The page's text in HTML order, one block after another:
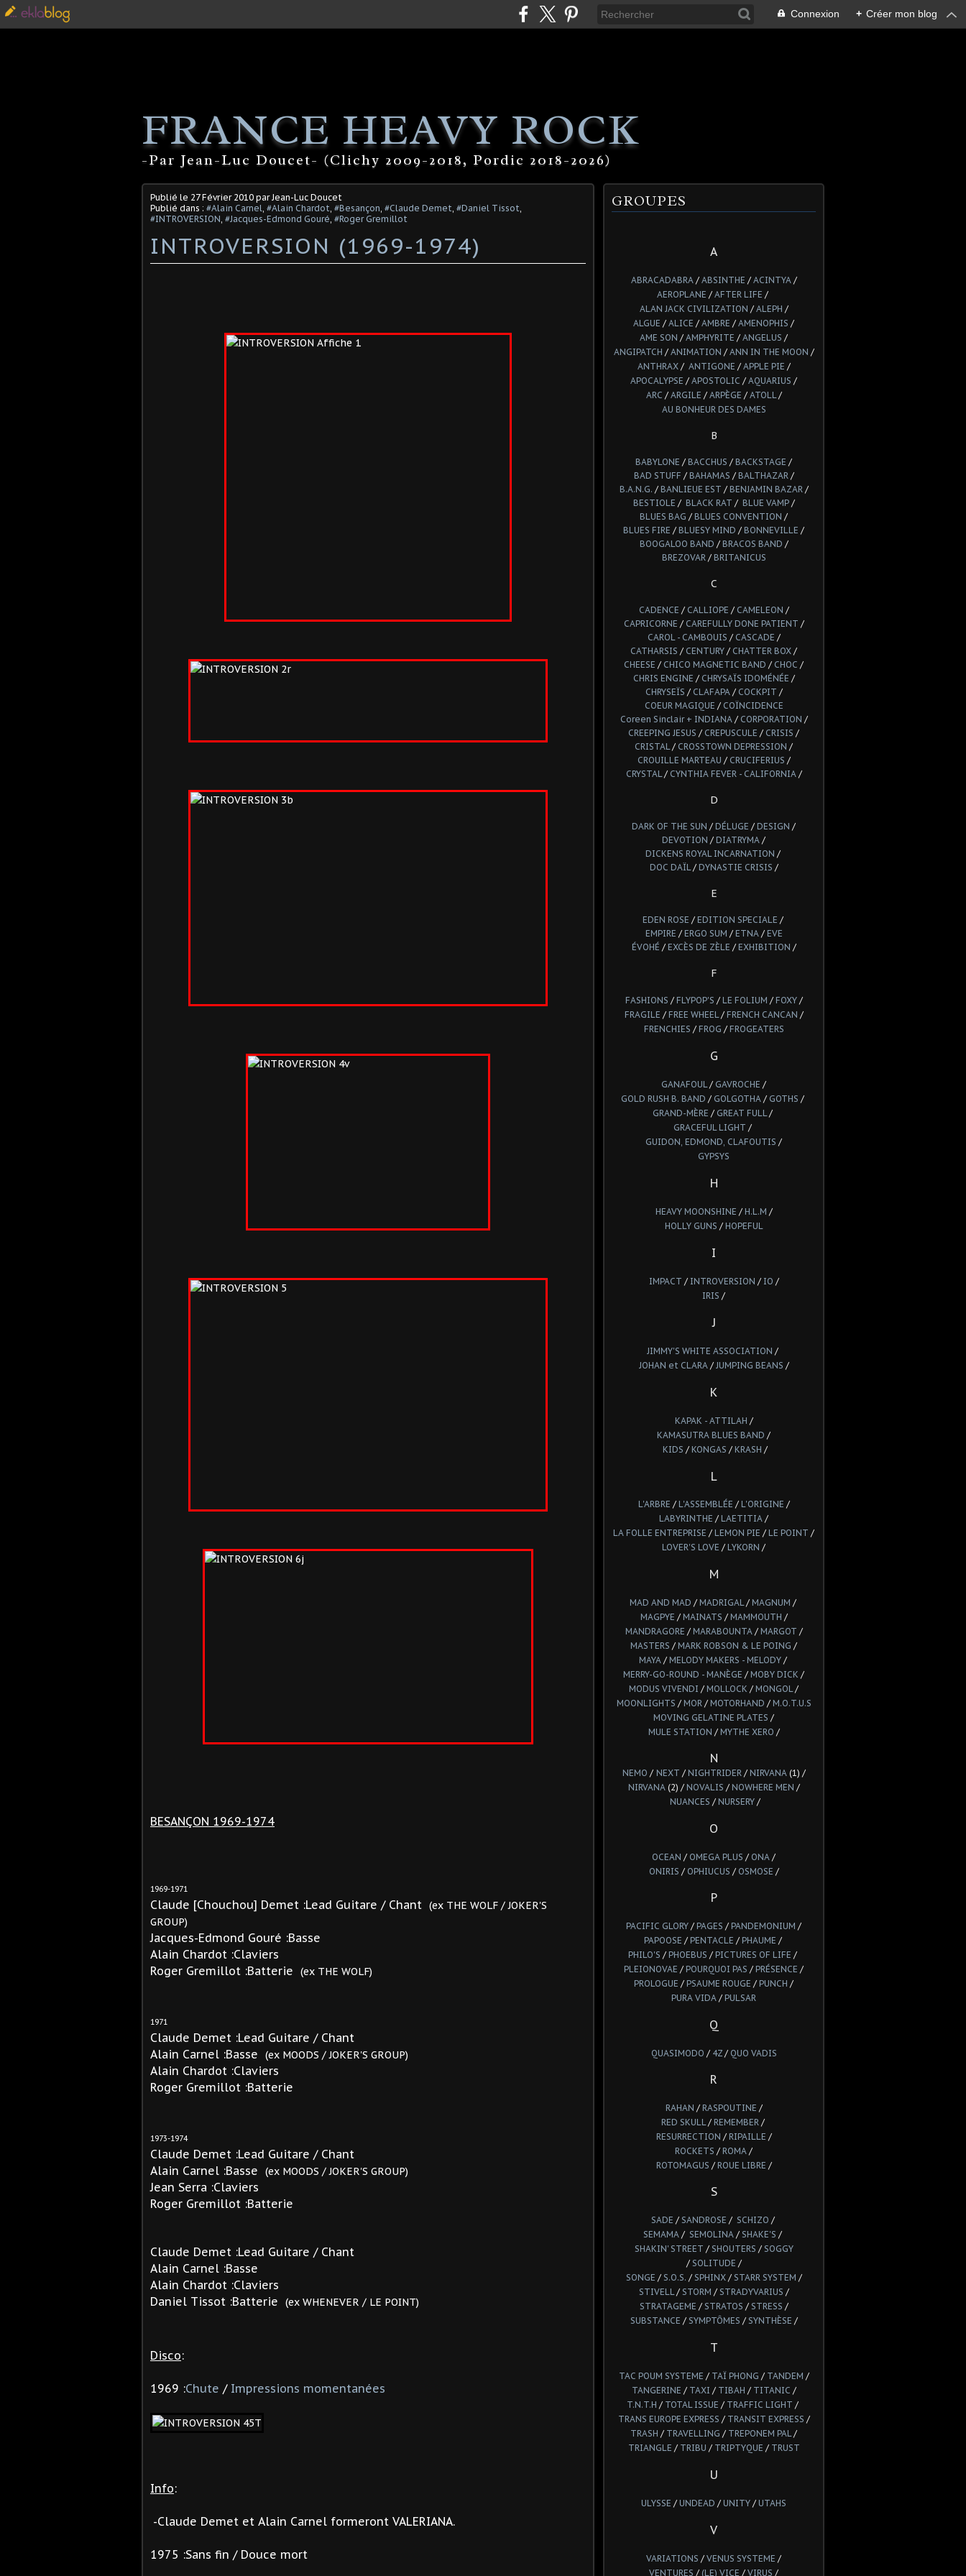
Connexion + Créer mon blog
FRANCE HEAVY ROCK
-Par Jean-Luc Doucet- (Clichy 2009-2018, Pordic 2018-2026)
Publié le 27 Février 2010 par Jean-Luc Doucet
Publié dans : #Alain Carnel, #Alain Chardot, #Besançon, #Claude Demet, #Daniel Tissot,
#INTROVERSION, #Jacques-Edmond Gouré, #Roger Gremillot
INTROVERSION (1969-1974)
BESANÇON 1969-1974
1969-1971
Claude [Chouchou] Demet :Lead Guitare / Chant (ex THE WOLF / JOKER'S
GROUP)
Jacques-Edmond Gouré :Basse
Alain Chardot :Claviers
Roger Gremillot :Batterie (ex THE WOLF)
1971
Claude Demet :Lead Guitare / Chant
Alain Carnel :Basse (ex MOODS / JOKER'S GROUP)
Alain Chardot :Claviers
Roger Gremillot :Batterie
1973-1974
Claude Demet :Lead Guitare / Chant
Alain Carnel :Basse (ex MOODS / JOKER'S GROUP)
Jean Serra :Claviers
Roger Gremillot :Batterie
Claude Demet :Lead Guitare / Chant
Alain Carnel :Basse
Alain Chardot :Claviers
Daniel Tissot :Batterie (ex WHENEVER / LE POINT)
Disco:
1969 :Chute / Impressions momentanées
Info:
-Claude Demet et Alain Carnel formeront VALERIANA.
1975 :Sans fin / Douce mort
GROUPES
A
ABRACADABRA/ ABSINTHE / ACINTYA/
AEROPLANE / AFTER LIFE /
ALAN JACK CIVILIZATION / ALEPH /
ALGUE / ALICE / AMBRE / AMENOPHIS /
AME SON / AMPHYRITE / ANGELUS /
ANGIPATCH / ANIMATION / ANN IN THE MOON /
ANTHRAX/ ANTIGONE / APPLE PIE /
APOCALYPSE / APOSTOLIC / AQUARIUS /
ARC / ARGILE / ARPÈGE / ATOLL/
AU BONHEUR DES DAMES
B
BABYLONE / BACCHUS / BACKSTAGE /
BAD STUFF / BAHAMAS / BALTHAZAR/
B.A.N.G. / BANLIEUE EST / BENJAMIN BAZAR/
BESTIOLE / BLACK RAT / BLUE VAMP/
BLUES BAG / BLUES CONVENTION /
BLUES FIRE / BLUESY MIND / BONNEVILLE /
BOOGALOO BAND / BRACOS BAND /
BREZOVAR/ BRITANICUS
C
CADENCE / CALLIOPE / CAMELEON /
CAPRICORNE / CAREFULLY DONE PATIENT /
CAROL - CAMBOUIS / CASCADE /
CATHARSIS / CENTURY / CHATTER BOX /
CHEESE / CHICO MAGNETIC BAND / CHOC /
CHRIS ENGINE / CHRYSAÏS IDOMÉNÉE /
CHRYSEÏS / CLAFAPA/ COCKPIT /
COEUR MAGIQUE / COÏNCIDENCE
Coreen Sinclair + INDIANA/ CORPORATION /
CREEPING JESUS / CREPUSCULE / CRISIS /
CRISTAL/ CROSSTOWN DEPRESSION /
CROUILLE MARTEAU / CRUCIFERIUS /
CRYSTAL/ CYNTHIA FEVER - CALIFORNIA/
D
DARK OF THE SUN / DÉLUGE / DESIGN /
DEVOTION / DIATRYMA /
DICKENS ROYAL INCARNATION /
DOC DAÏL/ DYNASTIE CRISIS /
E
EDEN ROSE / EDITION SPECIALE /
EMPIRE / ERGO SUM / ETNA/ EVE
ÉVOHÉ / EXCÈS DE ZÈLE / EXHIBITION /
F
FASHIONS / FLYPOP'S / LE FOLIUM / FOXY/
FRAGILE / FREE WHEEL/ FRENCH CANCAN /
FRENCHIES / FROG / FROGEATERS
G
GANAFOUL/ GAVROCHE /
GOLD RUSH B. BAND / GOLGOTHA / GOTHS /
GRAND-MÈRE / GREAT FULL/
GRACEFUL LIGHT /
GUIDON, EDMOND, CLAFOUTIS /
GYPSYS
H
HEAVY MOONSHINE / H.L.M /
HOLLY GUNS / HOPEFUL
I
IMPACT / INTROVERSION / IO /
IRIS /
J
JIMMY'S WHITE ASSOCIATION /
JOHAN et CLARA/ JUMPING BEANS /
K
KAPAK - ATTILAH /
KAMASUTRA BLUES BAND /
KIDS / KONGAS / KRASH /
L
L'ARBRE / L'ASSEMBLÉE / L'ORIGINE /
LABYRINTHE / LAETITIA /
LA FOLLE ENTREPRISE / LEMON PIE / LE POINT /
LOVER'S LOVE / LYKORN /
M
MAD AND MAD / MADRIGAL/ MAGNUM /
MAGPYE / MAINATS / MAMMOUTH /
MANDRAGORE / MARABOUNTA/ MARGOT /
MASTERS / MARK ROBSON & LE POING /
MAYA/ MELODY MAKERS - MELODY/
MERRY-GO-ROUND - MANÈGE / MOBY DICK /
MODUS VIVENDI / MOLLOCK / MONGOL/
MOONLIGHTS / MOR/ MOTORHAND / M.O.T.U.S
MOVING GELATINE PLATES /
MULE STATION / MYTHE XERO /
N
NEMO / NEXT / NIGHTRIDER/ NIRVANA(1) /
NIRVANA(2) / NOVALIS / NOWHERE MEN /
NUANCES / NURSERY/
O
OCEAN / OMEGA PLUS / ONA /
ONIRIS /OPHIUCUS / OSMOSE /
P
PACIFIC GLORY / PAGES / PANDEMONIUM /
PAPOOSE / PENTACLE / PHAUME /
PHILO'S / PHOEBUS / PICTURES OF LIFE /
PLEIONOVAE / POURQUOI PAS / PRÉSENCE /
PROLOGUE / PSAUME ROUGE / PUNCH /
PURA VIDA / PULSAR
Q
QUASIMODO / 4Z/ QUO VADIS
R
RAHAN / RASPOUTINE /
RED SKULL/ REMEMBER/
RESURRECTION / RIPAILLE /
ROCKETS / ROMA /
ROTOMAGUS / ROUE LIBRE /
S
SADE / SANDROSE / SCHIZO /
SEMAMA / SEMOLINA / SHAKE'S /
SHAKIN' STREET / SHOUTERS / SOGGY
/ SOLITUDE /
SONGE / S.O.S. / SPHINX/ STARR SYSTEM /
STIVELL/ STORM / STRADYVARIUS /
STRATAGEME / STRATOS / STRESS /
SUBSTANCE / SYMPTÔMES / SYNTHÈSE /
T
TAC POUM SYSTEME / TAÏ PHONG / TANDEM /
TANGERINE / TAXI / TIBAH / TITANIC /
T.N.T.H / TOTAL ISSUE / TRAFFIC LIGHT /
TRANS EUROPE EXPRESS / TRANSIT EXPRESS /
TRASH / TRAVELLING / TREPONEM PAL/
TRIANGLE / TRIBU / TRIPTYQUE / TRUST
U
ULYSSE / UNDEAD / UNITY / UTAHS
V
VARIATIONS / VENUS SYSTEME /
VENTURES / (LE) VICE / VIRUS /